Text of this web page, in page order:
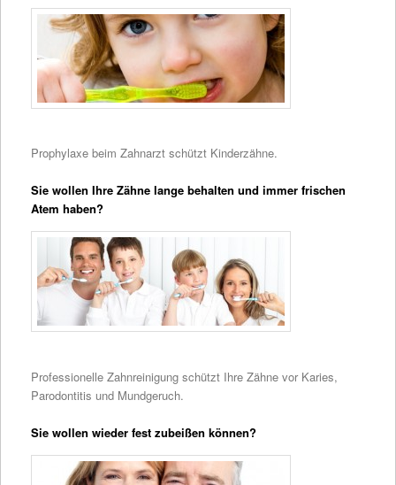
Prophylaxe beim Zahnarzt schützt Kinderzähne.
Sie wollen Ihre Zähne lange behalten und immer frischen
Atem haben?
Professionelle Zahnreinigung schützt Ihre Zähne vor Karies,
Parodontitis und Mundgeruch.
Sie wollen wieder fest zubeißen können?